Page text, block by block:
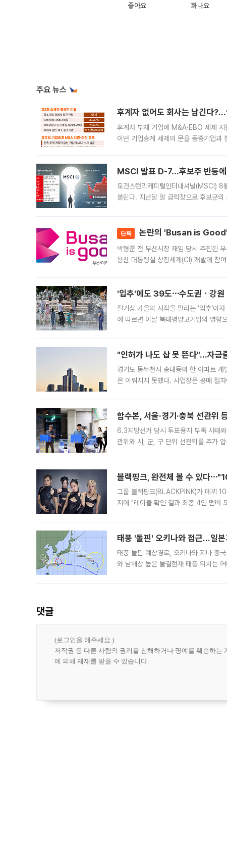
좋아요 화나요
주요 뉴스
후계자 없어도 회사는 남긴다
후계자 부재 기업에 M&A·EBO 세제 지
이던 기업승계 세제의 문을 동종기업과
MSCI 발표 D-7…후보주 반등에
모건스탠리캐피털인터내셔널(MSCI) 8
쏠린다. 지난달 말 급락장으로 후보군
단독 논란의 'Busan is
박형준 전 부산시장 재임 당시 추진된
용산 대통령실 상징체계(CI) 개발에 참
'입추'에도 39도⋯수도권ㆍ강원
절기상 가을의 시작을 알리는 ‘입추’이
에 따르면 이날 북태평양고기압의 영
"인허가 나도 삽 못 뜬다"…자금
경기도 동두천시 송내동의 한 아파트
은 이뤄지지 못했다. 사업장은 공매 절
합수본, 서울·경기·충북 선관위
6.3지방선거 당시 투표용지 부족 사태
관위와 시, 군, 구 단위 선관위를 추가
블랙핑크, 완전체 볼 수 있다
그룹 블랙핑크(BLACKPINK)가 데뷔
지에 "레이블 확인 결과 최종 4인 멤버
태풍 '돌핀' 오키나와 접근…일본
태풍 돌핀 예상경로, 오키나와 지나 중
와 남해상 높은 물결현재 태풍 위치는
댓글